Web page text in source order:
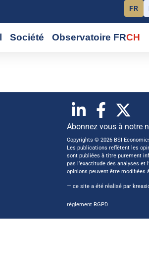
FR
Société Observatoire FRCH
Abonnez vous à notre
Copyrights © 2026 BSI
Les publications reflètent les
sont publiées à titre purement
pas l’exactitude des analyses et
opinions peuvent être
— ce site a été réalisé par
règlement RGPD